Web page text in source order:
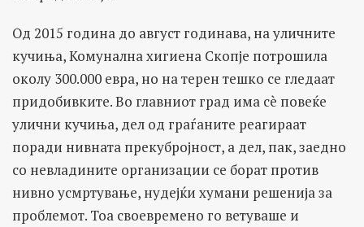
Од 2015 година до август годинава, на уличните
кучиња, Комунална хигиена Скопје потрошила
околу 300.000 евра, но на терен тешко се гледаат
придобивките. Во главниот град има сè повеќе
улични кучиња, дел од граѓаните реагираат
поради нивната прекубројност, а дел, пак, заедно
со невладините организации се борат против
нивно усмртување, нудејќи хумани решенија за
проблемот. Тоа своевремено го ветуваше и